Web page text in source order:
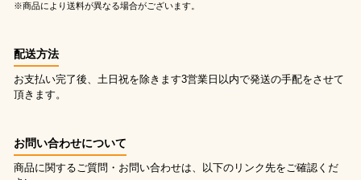
※商品により送料が異なる場合がございます。
配送方法
お支払い完了後、土日祝を除きます3営業日以内で発送の手配をさせて
頂きます。
お問い合わせについて
商品に関するご質問・お問い合わせは、以下のリンク先をご確認くだ